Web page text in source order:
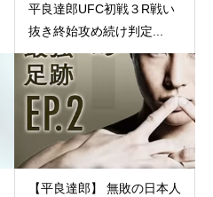
平良達郎UFC初戦３R戦い
抜き終始攻め続け判定...
【平良達郎】 無敗の日本人